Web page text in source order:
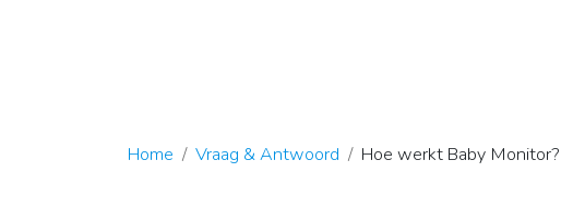
Home Vraag & Antwoord Hoe werkt Baby Monitor?